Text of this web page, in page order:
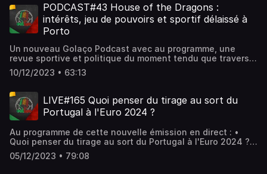
sur notre site internet : https://golaco.fr/ 📲 Suivez-nous
aussi sur les réseaux : • Facebook :
https://www.facebook.com/Golacopodcast • Twitter :
https://twitter.com/Golaco_TV?lang=fr • Instagram :
https://www.instagram.com/golaco_tv
PODCAST#43 House of the Dragons :
intérêts, jeu de pouvoirs et sportif délaissé à
Porto
Un nouveau Golaço Podcast avec au programme, une
revue sportive et politique du moment tendu que traverse
ces derniers mois le FC Porto en interne à l'approche des
éléctions présidentielles de 2024. ➤ Animé par Alexandre
(@keviin__92) & de Louis-Phillipe Cardoso (@LouichSD). 💻
Pour toujours plus d'analyses et de décryptages autour
du football portugais, rendez-vous sur notre site internet
Facebook : https://www.facebook.com/Golacopodcast •
Twitter : https://twitter.com/Golaco_TV?lang=fr •
Instagram : https://www.instagram.com/golaco_tv
10/12/2023 • 63:13
LIVE#165 Quoi penser du tirage au sort du
Portugal à l'Euro 2024 ?
Au programme de cette nouvelle émission en direct : •
Quoi penser du tirage au sort du Portugal à l'Euro 2024 ?
00:00 - 31:00 • Le sujet d'Antoine : l'intéressante lutte
pour le maintien 31:10 - 46:00 • Le sujet de Matthieu : la
05/12/2023 • 79:08